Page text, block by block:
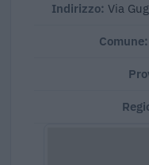
Indirizzo: Via
Comune: